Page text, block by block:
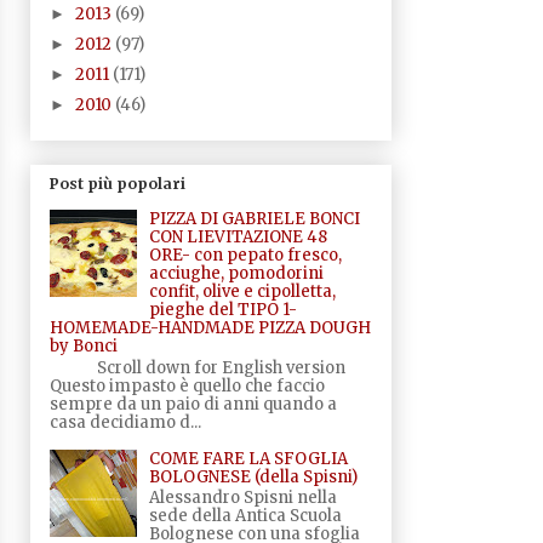
► 2013 (69)
► 2012 (97)
► 2011 (171)
► 2010 (46)
Post più popolari
PIZZA DI GABRIELE BONCI
CON LIEVITAZIONE 48
ORE- con pepato fresco,
acciughe, pomodorini
confit, olive e cipolletta,
pieghe del TIPO 1-
HOMEMADE-HANDMADE PIZZA DOUGH
by Bonci
Scroll down for English version
Questo impasto è quello che faccio
sempre da un paio di anni quando a
casa decidiamo d...
COME FARE LA SFOGLIA
BOLOGNESE (della Spisni)
Alessandro Spisni nella
sede della Antica Scuola
Bolognese con una sfoglia